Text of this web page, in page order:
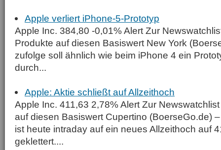
Apple verliert iPhone-5-Prototyp
Apple Inc. 384,80 -0,01% Alert Zur
Produkte auf diesen Basiswert New York
zufolge soll ähnlich wie beim iPhone 4 ein
durch...
Apple: Aktie schließt auf Allzeithoch
Apple Inc. 411,63 2,78% Alert Zur
auf diesen Basiswert Cupertino (BoerseGo.de)
ist heute intraday auf ein neues Allzeithoch auf
geklettert....